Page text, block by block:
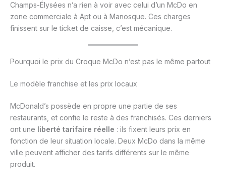
Champs-Élysées n’a rien à voir avec celui d’un McDo en
zone commerciale à Apt ou à Manosque. Ces charges
finissent sur le ticket de caisse, c’est mécanique.
Pourquoi le prix du Croque McDo n’est pas le même partout
Le modèle franchise et les prix locaux
McDonald’s possède en propre une partie de ses
restaurants, et confie le reste à des franchisés. Ces derniers
ont une liberté tarifaire réelle : ils fixent leurs prix en
fonction de leur situation locale. Deux McDo dans la même
ville peuvent afficher des tarifs différents sur le même
produit.